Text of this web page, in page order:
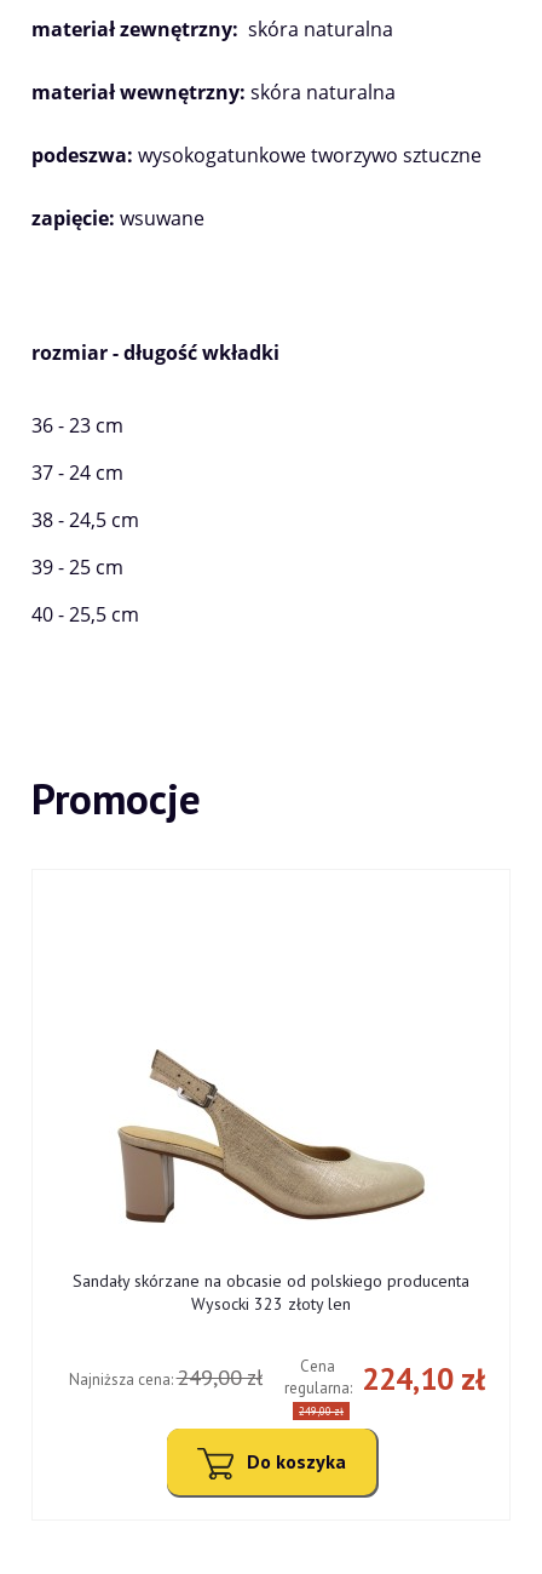
materiał zewnętrzny: skóra naturalna
materiał wewnętrzny: skóra naturalna
podeszwa: wysokogatunkowe tworzywo sztuczne
zapięcie: wsuwane
rozmiar - długość wkładki
36 - 23 cm
37 - 24 cm
38 - 24,5 cm
39 - 25 cm
40 - 25,5 cm
Promocje
Sandały skórzane na obcasie od polskiego producenta
Wysocki 323 złoty len
224,10 zł
Cena
regularna:
249,00 zł
Najniższa cena:249,00 zł
Do koszyka